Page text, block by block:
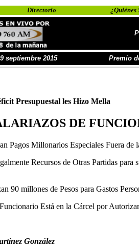
Directorio ¿Quiénes
septiembre2015 Premio
Presupuestal les Hizo Mella
DE
Pagos Millonarios Especiales Fuera de
Recursos de Otras Partidas para
90 millones de Pesos para Gastos
Está en la Cárcel por
González